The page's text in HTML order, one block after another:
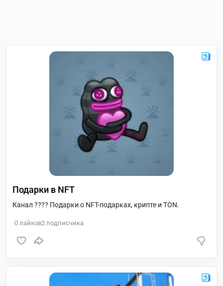
Подарки в NFT
Канал ???? Подарки о NFT-подарках, крипте и TON.
0 лайков2 подписчика